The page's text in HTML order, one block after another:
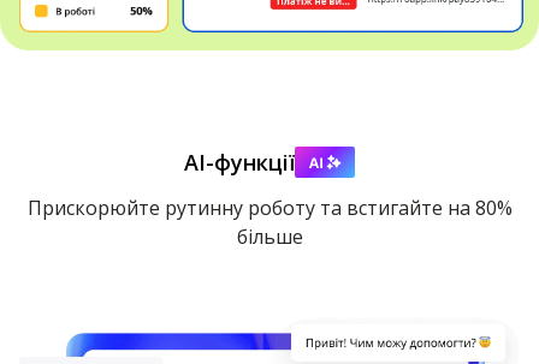
АІ-функції
Прискорюйте рутинну роботу та встигайте на 80%
більше